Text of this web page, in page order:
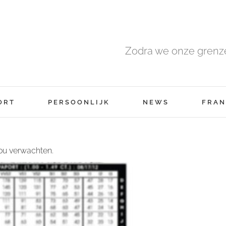
Zodra we onze
PERSOONLIJK NEWS
verwachten.